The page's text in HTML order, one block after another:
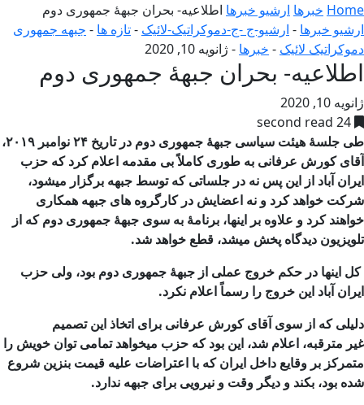
Home خبرها ارشیو خبرها اطلاعیه- بحران جبهۀ جمهوری دوم
ارشیو خبرها - ارشیو-ج -ج-دموکراتیک-لائیک -تازه ها - جبهه جمهوری
دموکراتیک لائیک - خبرها - ژانویه 10, 2020
اطلاعیه- بحران جبهۀ جمهوری دوم
ژانویه 10, 2020
24 second read
طی جلسۀ هیئت سیاسی جبهۀ جمهوری دوم در تاریخ ۲۴ نوامبر ۲۰۱۹،
آقای کورش عرفانی به طوری کاملاً بی مقدمه اعلام کرد که حزب
ایران آباد از این پس نه در جلساتی که توسط جبهه برگزار میشود،
شرکت خواهد کرد و نه اعضایش در کارگروه های جبهه همکاری
خواهند کرد و علاوه بر اینها، برنامۀ به سوی جبهۀ جمهوری دوم که از
تلویزیون دیدگاه پخش میشد، قطع خواهد شد.
کل اینها در حکم خروج عملی از جبهۀ جمهوری دوم بود، ولی حزب
ایران آباد این خروج را رسماً اعلام نکرد.
دلیلی که از سوی آقای کورش عرفانی برای اتخاذ این تصمیم
غیر مترقبه، اعلام شد، این بود که حزب میخواهد تمامی توان خویش را
متمرکز بر وقایع داخل ایران که با اعتراضات علیه قیمت بنزین شروع
شده بود، بکند و دیگر وقت و نیرویی برای جبهه ندارد.